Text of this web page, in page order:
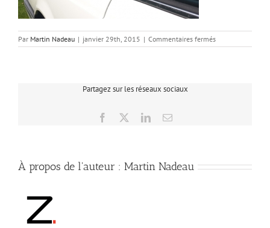
Par Martin Nadeau | janvier 29th, 2015 | Commentaires ferméssur
Partagez sur les réseaux sociaux
Facebook LinkedInEmail
À propos de l'auteur : Martin Nadeau